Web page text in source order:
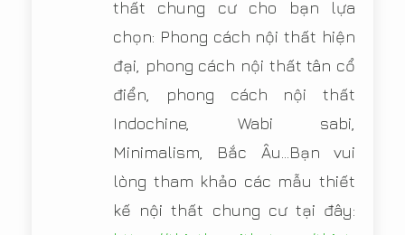
thất chung cư cho bạn lựa
chọn: Phong cách nội thất hiện
đại, phong cách nội thất tân cổ
điển, phong cách nội thất
Indochine, Wabi sabi,
Minimalism, Bắc Âu...Bạn vui
lòng tham khảo các mẫu thiết
kế nội thất chung cư tại đây: